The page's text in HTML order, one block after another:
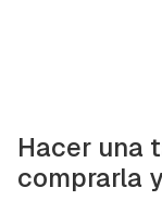
Hacer una
comprarla